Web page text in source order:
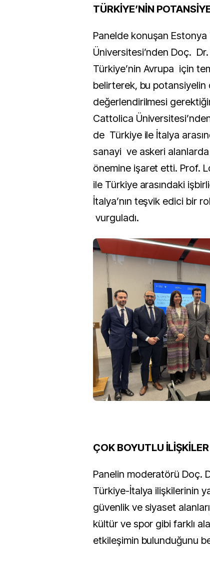
TÜRKİYE’NİN
Panelde konuşan
Üniversitesi’nden Doç.
Türkiye’nin Avrupa için
belirterek, bu potansiyelin
değerlendirilmesi
Cattolica
de Türkiye ile İtalya
sanayi ve askeri
önemine işaret etti. Prof.
ile Türkiye arasındaki
İtalya’nın teşvik edici bir
vurguladı.
ÇOK BOYUTLU İLİŞKİLER
Panelin moderatörü Doç.
Türkiye-İtalya ilişkilerinin
güvenlik ve siyaset
kültür ve spor gibi farklı
etkileşimin bulunduğunu